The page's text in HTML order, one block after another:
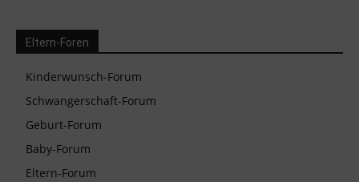
Eltern-Foren
Kinderwunsch-Forum
Schwangerschaft-Forum
Geburt-Forum
Baby-Forum
Eltern-Forum